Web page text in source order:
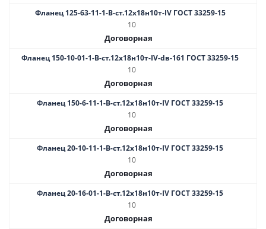
Фланец 125-63-11-1-B-ст.12х18н10т-IV ГОСТ 33259-15
10
Договорная
Фланец 150-10-01-1-В-ст.12х18н10т-IV-dв-161 ГОСТ 33259-15
10
Договорная
Фланец 150-6-11-1-B-ст.12х18н10т-IV ГОСТ 33259-15
10
Договорная
Фланец 20-10-11-1-B-ст.12х18н10т-IV ГОСТ 33259-15
10
Договорная
Фланец 20-16-01-1-B-ст.12х18н10т-IV ГОСТ 33259-15
10
Договорная